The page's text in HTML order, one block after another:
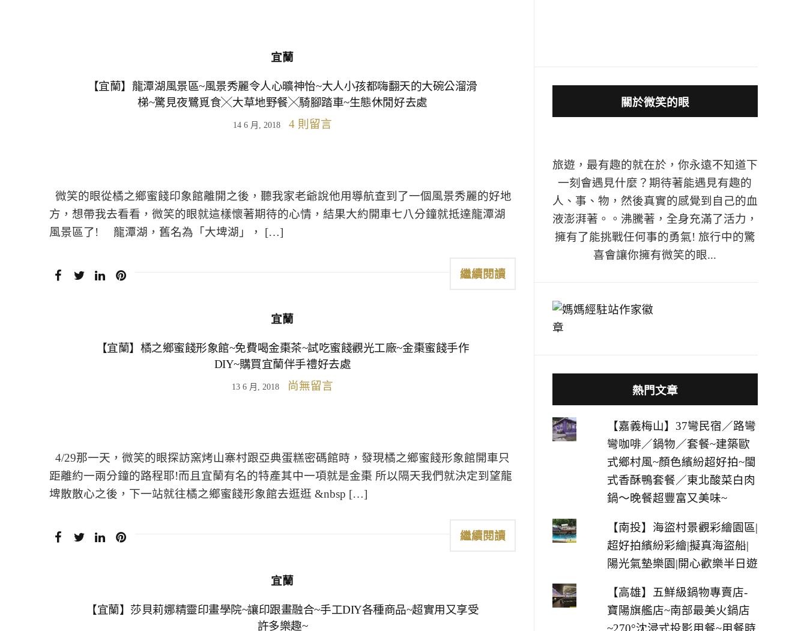
宜蘭
【宜蘭】龍潭湖風景區~風景秀麗令人心曠神怡~大人小孩都嗨翻天的大碗公溜滑
梯~驚見夜鷺覓食╳大草地野餐╳騎腳踏車~生態休閒好去處
14 6 月, 2018 4 則留言
微笑的眼從橘之鄉蜜餞印象館離開之後，聽我家老爺說他用導航查到了一個風景秀麗的好地
方，想帶我去看看，微笑的眼就這樣懷著期待的心情，結果大約開車七八分鐘就抵達龍潭湖
風景區了! 龍潭湖，舊名為「大埤湖」， […]
繼續閱讀
宜蘭
【宜蘭】橘之鄉蜜餞形象館~免費喝金棗茶~試吃蜜餞觀光工廠~金棗蜜餞手作
DIY~購買宜蘭伴手禮好去處
13 6 月, 2018 尚無留言
4/29那一天，微笑的眼探訪窯烤山寨村跟亞典蛋糕密碼館時，發現橘之鄉蜜餞形象館開車只
距離約一兩分鐘的路程耶!而且宜蘭有名的特產其中一項就是金棗 所以隔天我們就決定到望龍
埤散散心之後，下一站就往橘之鄉蜜餞形象館去逛逛 &nbsp […]
繼續閱讀
宜蘭
【宜蘭】莎貝莉娜精靈印畫學院~讓印跟畫融合~手工DIY各種商品~超實用又享受
許多樂趣~
關於微笑的眼
旅遊，最有趣的就在於，你永遠不知道下
一刻會遇見什麼？期待著能遇見有趣的
人、事、物，然後真實的感覺到自己的血
液澎湃著。。沸騰著，全身充滿了活力，
擁有了能挑戰任何事的勇氣! 旅行中的驚
喜會讓你擁有微笑的眼...
熱門文章
【嘉義梅山】37彎民宿／路彎
彎咖啡／鍋物／套餐~建築歐
式鄉村風~顏色繽紛超好拍~閩
式香酥鴨套餐／東北酸菜白肉
鍋～晚餐超豐富又美味~
【南投】海盜村景觀彩繪園區|
超好拍繽紛彩繪|擬真海盜船|
陽光氣墊樂園|開心歡樂半日遊
【高雄】五鮮級鍋物專賣店-
寶陽旗艦店~南部最美火鍋店